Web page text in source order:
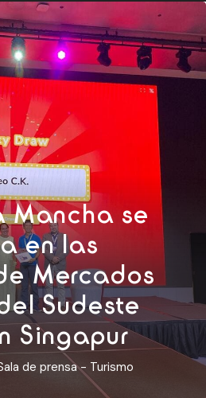
Mancha se
en las
Mercados
Sudeste
Singapur
de prensa - Turismo